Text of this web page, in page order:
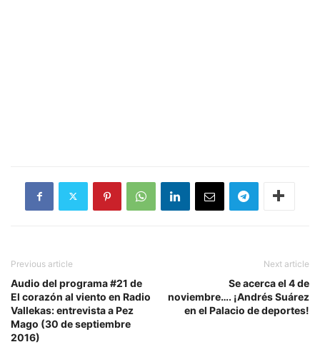
Previous article
Audio del programa #21 de
El corazón al viento en Radio
Vallekas: entrevista a Pez
Mago (30 de septiembre
2016)
Next article
Se acerca el 4 de
noviembre…. ¡Andrés Suárez
en el Palacio de deportes!